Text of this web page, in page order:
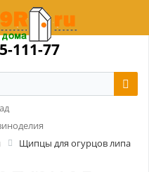
111-77
Щипцы для огурцов липа